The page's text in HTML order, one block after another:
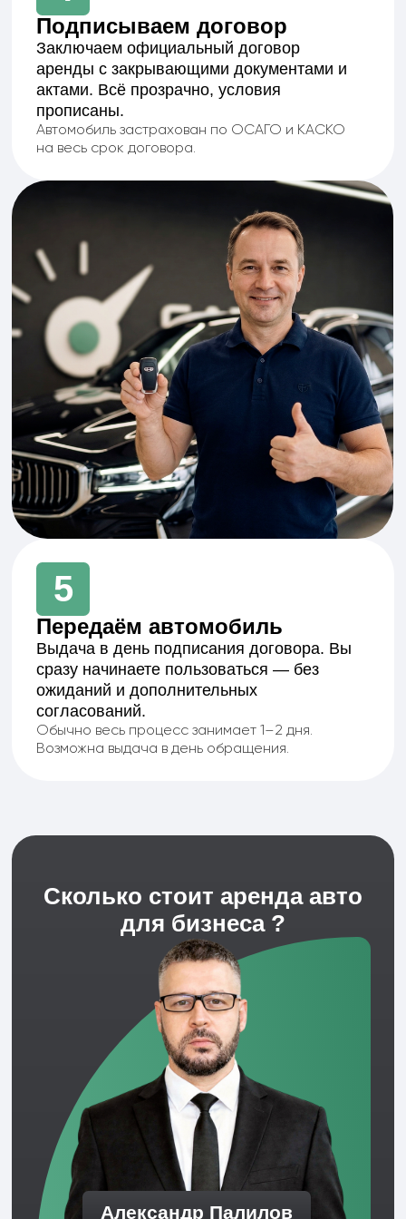
Команда «Catrin Motors»
Люди, которым доверяют наши клиенты
Руслан Светославович
Клиентский менеджер
15 лет опыта. Быстро понимает суть запроса,
Работает со сложными ситуациями, где важны
скорость решений и точность действий.
Алина Игоревна
Руководитель маркетинга
Привлекает клиентов и усиливает продажи.
Контролирует рекламные каналы, креатив и
конверсию заявок в реальные сделки.